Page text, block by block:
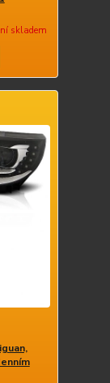
skladem